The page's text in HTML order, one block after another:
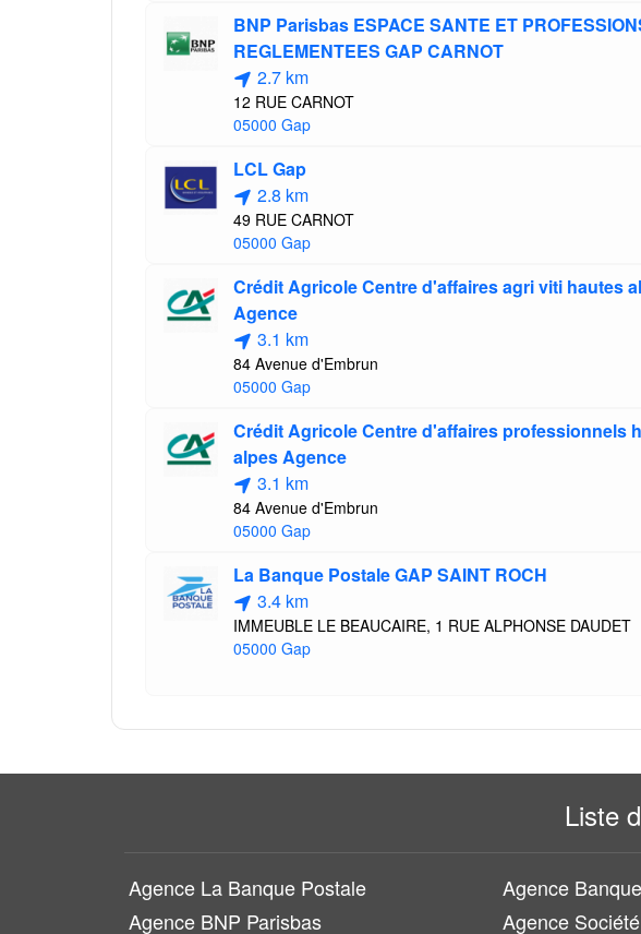
BNP Parisbas ESPACE SANTE ET
REGLEMENTEES GAP CARNOT
2.7 km
12 RUE CARNOT
05000 Gap
LCL Gap
2.8 km
49 RUE CARNOT
05000 Gap
Crédit Agricole Centre d'affaires agri viti hautes
Agence
3.1 km
84 Avenue d'Embrun
05000 Gap
Crédit Agricole Centre d'affaires professionnels
alpes Agence
3.1 km
84 Avenue d'Embrun
05000 Gap
La Banque Postale GAP SAINT ROCH
3.4 km
IMMEUBLE LE BEAUCAIRE, 1 RUE ALPHONSE DAUDET
05000 Gap
Liste
Agence La Banque Postale Agence
Agence BNP Parisbas
Agence